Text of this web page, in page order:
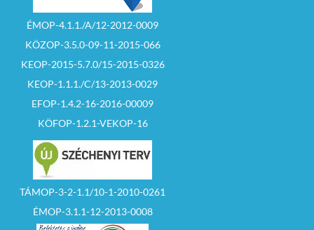
ÉMOP-4.1.1./A/12-2012-0009
KÖZOP-3.5.0-09-11-2015-066
KEOP-2015-5.7.0/15-2015-0326
KEOP-1.1.1./C/13-2013-0029
EFOP-1.4.2-16-2016-00009
KÖFOP-1.2.1-VEKOP-16
TÁMOP-3-2-1.1/10-1-2010-0261
ÉMOP-3.1.1-12-2013-0008